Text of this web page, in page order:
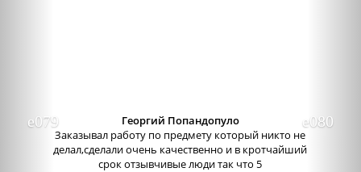
Георгий Попандопуло
Заказывал работу по предмету который никто не
делал,сделали очень качественно и в кротчайший
срок отзывчивые люди так что 5